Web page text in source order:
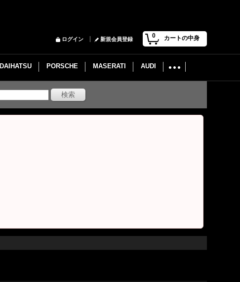
0 カートの中身
ログイン 新規会員登録
DAIHATSU PORSCHE MASERATI AUDI